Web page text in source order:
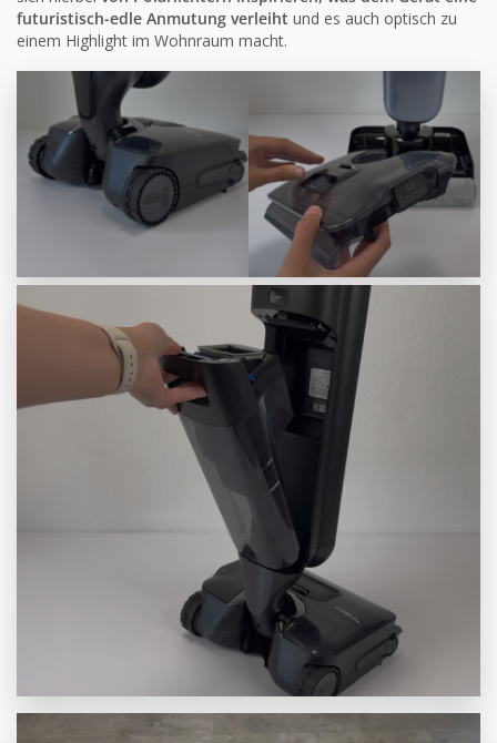
futuristisch-edle Anmutung verleiht und es auch optisch zu
einem Highlight im Wohnraum macht.